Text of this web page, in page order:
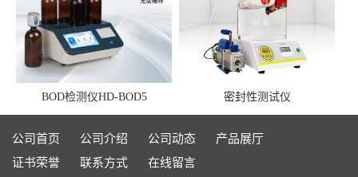
BOD检测仪HD-BOD5 密封性测试仪
公司首页 公司介绍 公司动态
产品展厅
证书荣誉
联系方式 在线留言